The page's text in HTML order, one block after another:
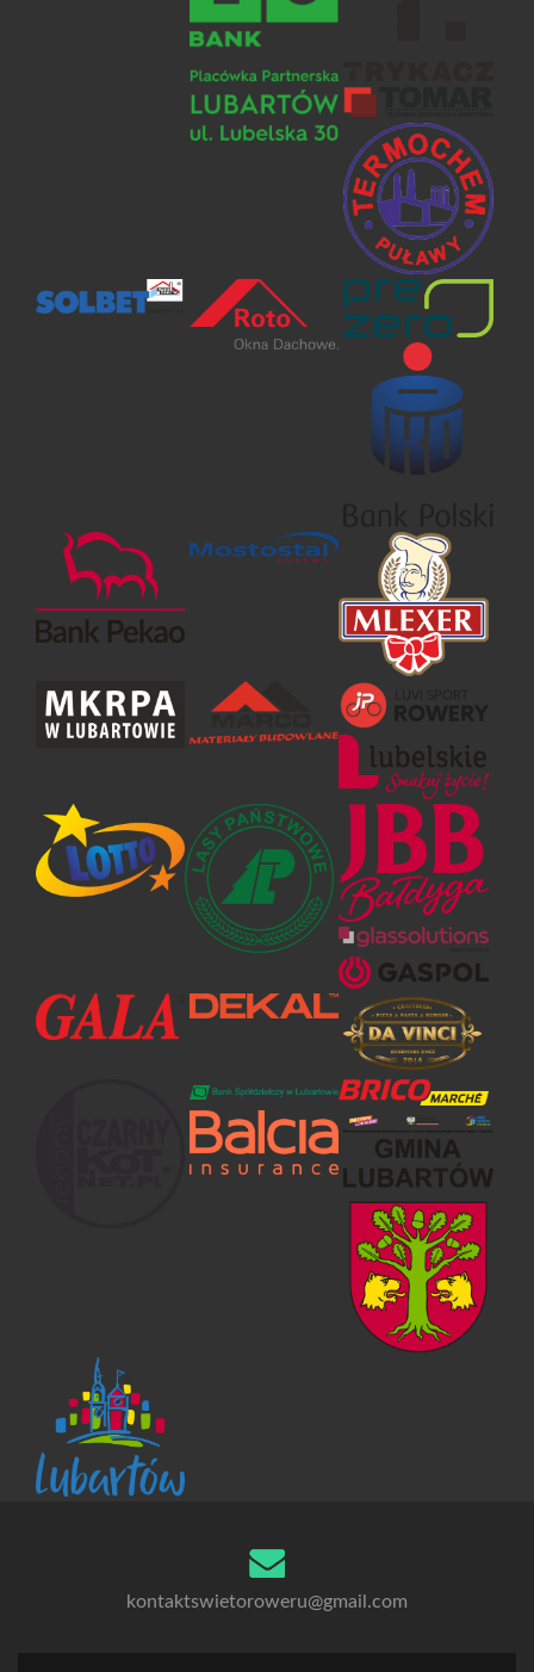
kontaktswietoroweru@gmail.com